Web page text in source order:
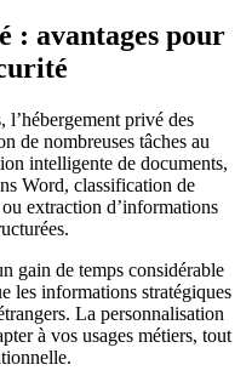
: avantages pour
l’hébergement privé des
de nombreuses tâches au
intelligente de documents,
Word, classification de
extraction d’informations
gain de temps considérable
les informations stratégiques
La personnalisation
à vos usages métiers, tout